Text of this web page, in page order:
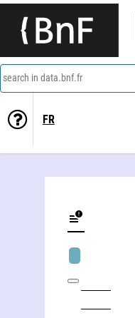
search in data.bnf.fr
FR